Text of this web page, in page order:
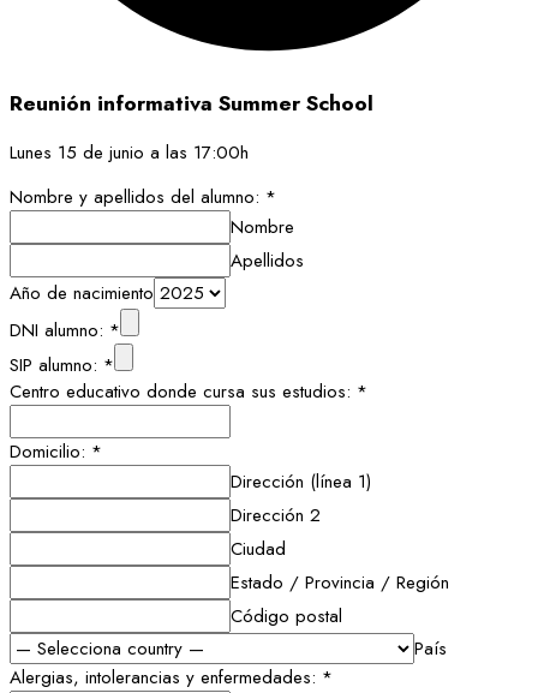
Reunión informativa Summer School
Lunes 15 de junio a las 17:00h
Nombre y apellidos del alumno: *
Nombre
Apellidos
Año de nacimiento
DNI alumno: *
SIP alumno: *
Centro educativo donde cursa sus estudios: *
Domicilio: *
Dirección (línea 1)
Dirección 2
Ciudad
Estado / Provincia / Región
Código postal
País
Alergias, intolerancias y enfermedades: *